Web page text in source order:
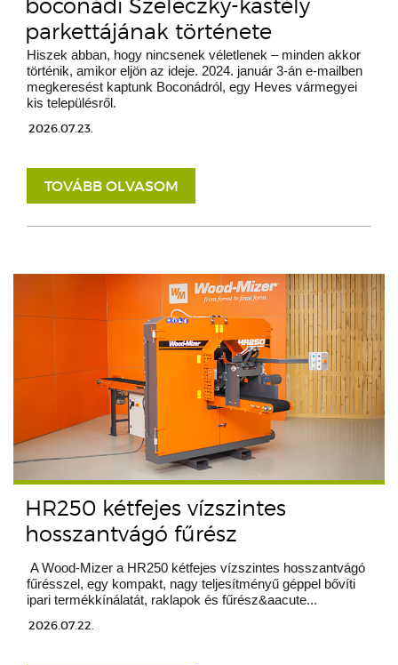
boconádi Szeleczky-kastély
parkettájának története
Hiszek abban, hogy nincsenek véletlenek – minden akkor
történik, amikor eljön az ideje. 2024. január 3-án e-mailben
megkeresést kaptunk Boconádról, egy Heves vármegyei
kis településről.
2026.07.23.
TOVÁBB OLVASOM
HR250 kétfejes vízszintes
hosszantvágó fűrész
A Wood-Mizer a HR250 kétfejes vízszintes hosszantvágó
fűrésszel, egy kompakt, nagy teljesítményű géppel bővíti
ipari termékkínálatát, raklapok és fűrész&aacute...
2026.07.22.